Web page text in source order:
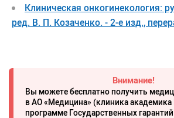
Клиническая онкогинекология:
ред. В. П. Козаченко. - 2-е изд.,
Внимание!
Вы можете бесплатно получить
в АО «Медицина» (клиника академика
программе Государственных